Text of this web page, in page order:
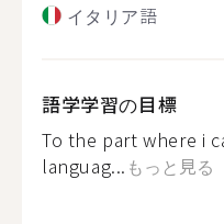
イタリア語
語学学習の目標
To the part where i
languag... もっと見る